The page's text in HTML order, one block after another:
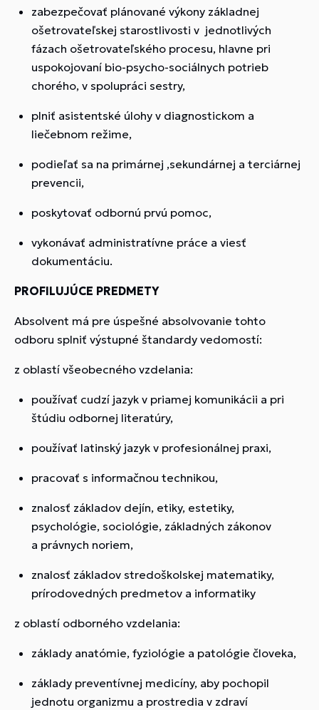
zabezpečovať plánované výkony základnej
ošetrovateľskej starostlivosti v jednotlivých
fázach ošetrovateľského procesu, hlavne pri
uspokojovaní bio-psycho-sociálnych potrieb
chorého, v spolupráci sestry,
plniť asistentské úlohy v diagnostickom a
liečebnom režime,
podieľať sa na primárnej ,sekundárnej a terciárnej
prevencii,
poskytovať odbornú prvú pomoc,
vykonávať administratívne práce a viesť
dokumentáciu.
PROFILUJÚCE PREDMETY
Absolvent má pre úspešné absolvovanie tohto
odboru splniť výstupné štandardy vedomostí:
z oblastí všeobecného vzdelania:
používať cudzí jazyk v priamej komunikácii a pri
štúdiu odbornej literatúry,
používať latinský jazyk v profesionálnej praxi,
pracovať s informačnou technikou,
znalosť základov dejín, etiky, estetiky,
psychológie, sociológie, základných zákonov
a právnych noriem,
znalosť základov stredoškolskej matematiky,
prírodovedných predmetov a informatiky
z oblastí odborného vzdelania:
základy anatómie, fyziológie a patológie človeka,
základy preventívnej medicíny, aby pochopil
jednotu organizmu a prostredia v zdraví